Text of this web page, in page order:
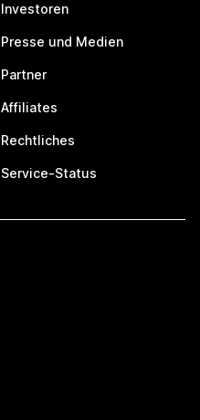
Investoren
Presse und Medien
Partner
Affiliates
Rechtliches
Service-Status